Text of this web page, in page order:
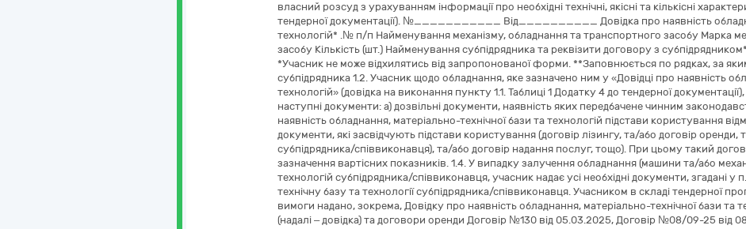
власний розсуд з урахуванням інформації про необхідні технічні, якісні та кількісні
тендерної документації). №___________ Від__________ Довідка про наявність
технологій* .№ п/п Найменування механізму, обладнання та транспортного засобу Марка
засобу Кількість (шт.) Найменування субпідрядника та реквізити договору з
*Учасник не може відхилятись від запропонованої форми. **Заповнюється по рядках, за
субпідрядника 1.2. Учасник щодо обладнання, яке зазначено ним у «Довідці про наявність
технологій» (довідка на виконання пункту 1.1. Таблиці 1 Додатку 4 до тендерної
наступні документи: а) дозвільні документи, наявність яких передбачене чинним
наявність обладнання, матеріально-технічної бази та технологій підстави користування
документи, які засвідчують підстави користування (договір лізингу, та/або договір оренди,
субпідрядника/співвиконавця), та/або договір надання послуг, тощо). При цьому такий
зазначення вартісних показників. 1.4. У випадку залучення обладнання (машини та/або
технологій субпідрядника/співвиконавця, учасник надає усі необхідні документи, згадані у
технічну базу та технології субпідрядника/співвиконавця. Учасником в складі тендерної
вимоги надано, зокрема, Довідку про наявність обладнання, матеріально-технічної бази
(надалі – довідка) та договори оренди Договір №130 від 05.03.2025, Договір №08/09-25 від